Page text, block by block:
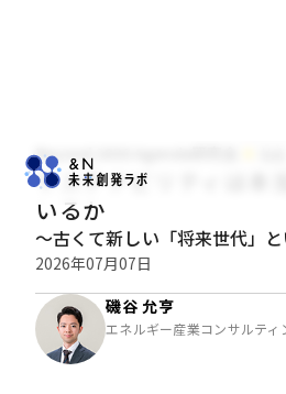
Beyond 2030 Agenda研究会
サステナビリティは本
いるか
～古くて新しい「将来世代」
2026年07月07日
磯谷 允亨
エネルギー産業コンサルティ